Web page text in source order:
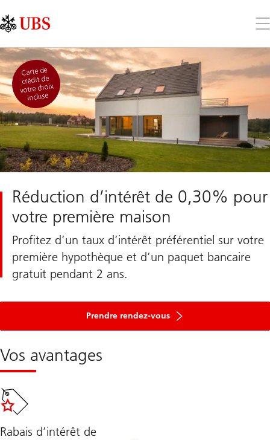
Links
Area
le
Carte de
crédit de
votre choix
incluse
Réduction d’intérêt de 0,30% pour
votre première maison
Profitez d’un taux d’intérêt préférentiel sur votre
première hypothèque et d’un paquet bancaire
gratuit pendant 2 ans.
Prendre rendez-vous
Vos avantages
Rabais d’intérêt de